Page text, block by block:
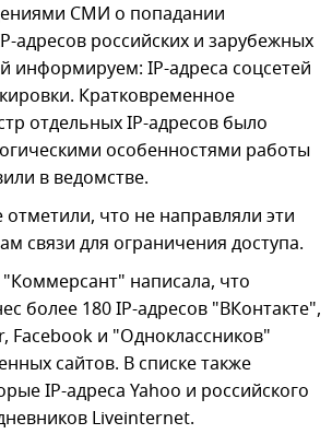
СМИ о попадании
адресов российских и зарубежных
информируем: IP-адреса соцсетей
Кратковременное
отдельных IP-адресов было
особенностями работы
в ведомстве.
что не направляли эти
связи для ограничения доступа.
"Коммерсант" написала, что
более 180 IP-адресов "ВКонтакте",
Facebook и "Одноклассников"
сайтов. В списке также
IP-адреса Yahoo и российского
Liveinternet.